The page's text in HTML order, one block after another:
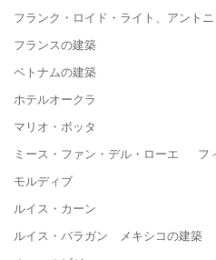
フランク・ロイド・ライト、アント
フランスの建築
ベトナムの建築
ホテルオークラ
マリオ・ボッタ
ミース・ファン・デル・ローエ フ
モルディブ
ルイス・カーン
ルイス・バラガン メキシコの建築